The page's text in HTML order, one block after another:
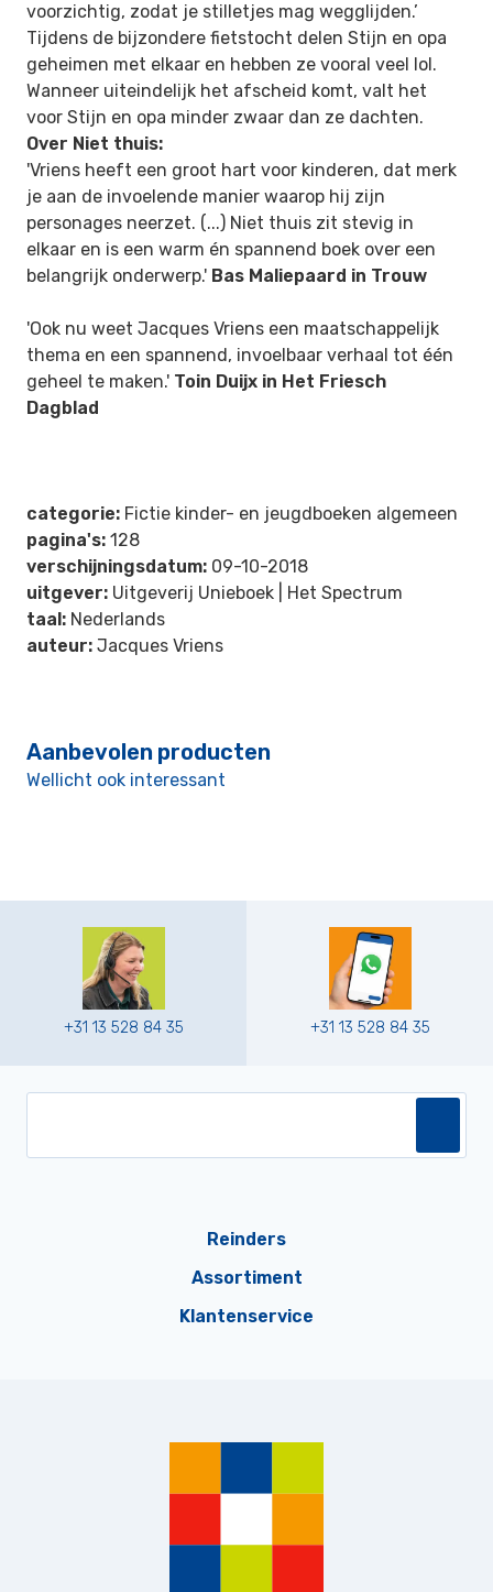
voorzichtig, zodat je stilletjes mag wegglijden.’
Tijdens de bijzondere fietstocht delen Stijn en opa
geheimen met elkaar en hebben ze vooral veel lol.
Wanneer uiteindelijk het afscheid komt, valt het
voor Stijn en opa minder zwaar dan ze dachten.
Over Niet thuis:
'Vriens heeft een groot hart voor kinderen, dat merk
je aan de invoelende manier waarop hij zijn
personages neerzet. (...) Niet thuis zit stevig in
elkaar en is een warm én spannend boek over een
belangrijk onderwerp.' Bas Maliepaard in Trouw
'Ook nu weet Jacques Vriens een maatschappelijk
thema en een spannend, invoelbaar verhaal tot één
geheel te maken.' Toin Duijx in Het Friesch
Dagblad
categorie: Fictie kinder- en jeugdboeken algemeen
pagina's: 128
verschijningsdatum: 09-10-2018
uitgever: Uitgeverij Unieboek | Het Spectrum
taal: Nederlands
auteur: Jacques Vriens
Aanbevolen producten
Wellicht ook interessant
+31 13 528 84 35 +31 13 528 84 35
Reinders
Assortiment
Klantenservice